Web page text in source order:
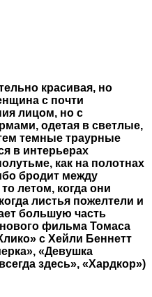
красивая, но
с почти
лицом, но с
одетая в светлые,
темные траурные
в интерьерах
как на полотнах
бродит между
летом, когда они
листья пожелтели и
большую часть
фильма Томаса
с Хейли Беннетт
«Девушка
здесь», «Хардкор»)